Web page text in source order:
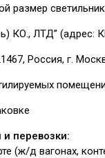
размер
КО., ЛТД” (адрес:
Россия, г.
перевозки:
(ж/д вагонах,